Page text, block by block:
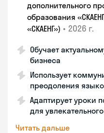
дополнительного
образования
«СКАЕНГ») • 2026 г.
Обучает
бизнеса
Использует
преодоления
Адаптирует уроки
для
Читать дальше